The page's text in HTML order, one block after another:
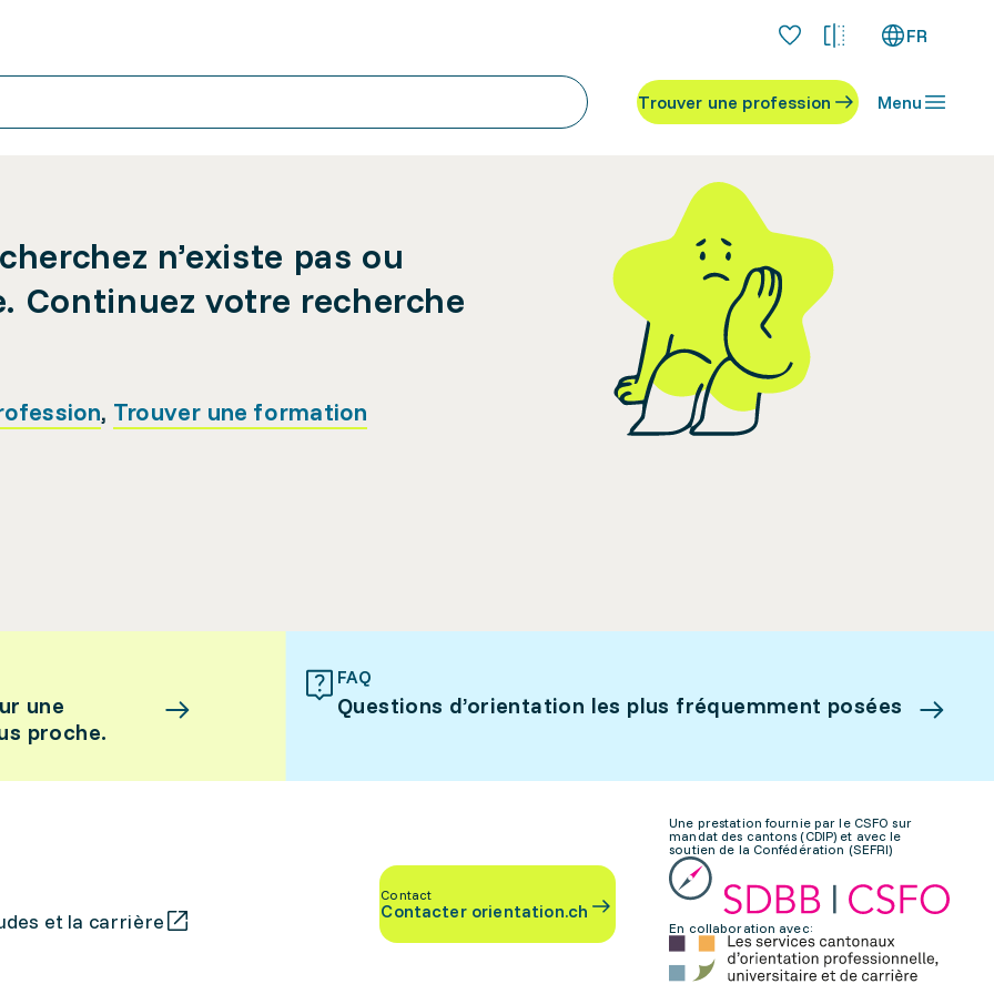
FR
Trouver une profession Menu
n’existe pas ou
Continuez votre recherche
, Trouver une formation
une
proche.
FAQ
Questions d’orientation les plus fréquemment posées
et la carrière
Contact
Contacter orientation.ch
Une prestation fournie par le CSFO sur
mandat des cantons (CDIP) et avec le
soutien de la Confédération (SEFRI)
En collaboration avec: